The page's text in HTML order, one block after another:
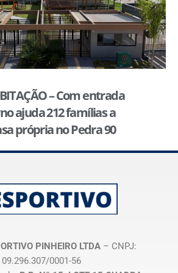
– Com entrada
ajuda 212 famílias a
própria no Pedra 90
PINHEIRO LTDA– CNPJ:
09.296.307/0001-56